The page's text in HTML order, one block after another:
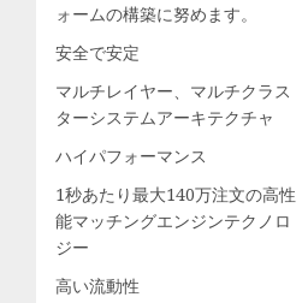
ォームの構築に努めます。
安全で安定
マルチレイヤー、マルチクラス
ターシステムアーキテクチャ
ハイパフォーマンス
1秒あたり最大140万注文の高性
能マッチングエンジンテクノロ
ジー
高い流動性